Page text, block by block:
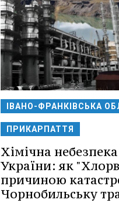
ІВАНО-ФРАНКІВСЬКА
ПРИКАРПАТТЯ
Хімічна
України: як
причиною
Чорнобильську